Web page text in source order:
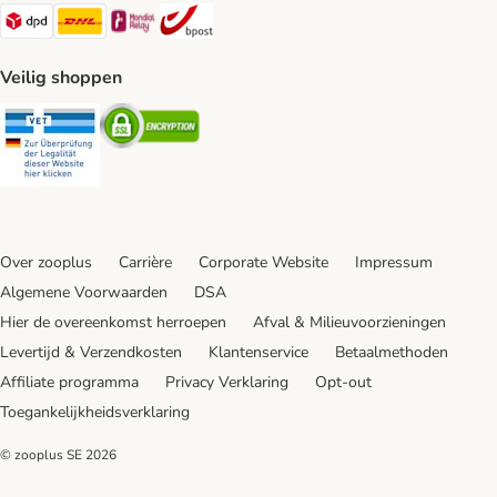
Dpd Shipping Method
DHL Shipping Method
Mondial Relay Shipping Method
Veilig shoppen
Security Security
Over zooplus Carrière Corporate Website
Impressum
Algemene Voorwaarden
DSA
Hier de overeenkomst herroepen
Afval & Milieuvoorzieningen
Levertijd & Verzendkosten
Klantenservice
Betaalmethoden
Affiliate programma
Privacy Verklaring
Opt-out
Toegankelijkheidsverklaring
© zooplus SE 2026